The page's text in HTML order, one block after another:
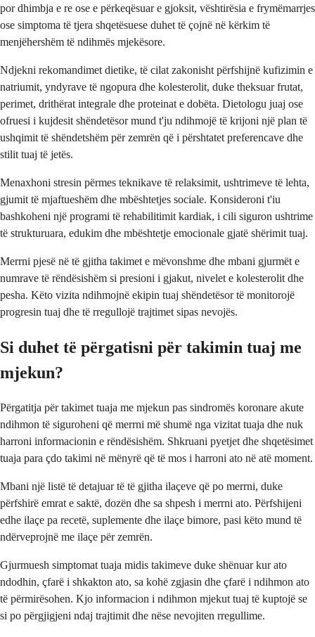
por dhimbja e re ose e përkeqësuar e gjoksit, vështirësia e frymëmarrjes
ose simptoma të tjera shqetësuese duhet të çojnë në kërkim të
menjëhershëm të ndihmës mjekësore.
Ndjekni rekomandimet dietike, të cilat zakonisht përfshijnë kufizimin e
natriumit, yndyrave të ngopura dhe kolesterolit, duke theksuar frutat,
perimet, drithërat integrale dhe proteinat e dobëta. Dietologu juaj ose
ofruesi i kujdesit shëndetësor mund t'ju ndihmojë të krijoni një plan të
ushqimit të shëndetshëm për zemrën që i përshtatet preferencave dhe
stilit tuaj të jetës.
Menaxhoni stresin përmes teknikave të relaksimit, ushtrimeve të lehta,
gjumit të mjaftueshëm dhe mbështetjes sociale. Konsideroni t'iu
bashkoheni një programi të rehabilitimit kardiak, i cili siguron ushtrime
të strukturuara, edukim dhe mbështetje emocionale gjatë shërimit tuaj.
Merrni pjesë në të gjitha takimet e mëvonshme dhe mbani gjurmët e
numrave të rëndësishëm si presioni i gjakut, nivelet e kolesterolit dhe
pesha. Këto vizita ndihmojnë ekipin tuaj shëndetësor të monitorojë
progresin tuaj dhe të rregullojë trajtimet sipas nevojës.
Si duhet të përgatisni për takimin tuaj me
mjekun?
Përgatitja për takimet tuaja me mjekun pas sindromës koronare akute
ndihmon të siguroheni që merrni më shumë nga vizitat tuaja dhe nuk
harroni informacionin e rëndësishëm. Shkruani pyetjet dhe shqetësimet
tuaja para çdo takimi në mënyrë që të mos i harroni ato në atë moment.
Mbani një listë të detajuar të të gjitha ilaçeve që po merrni, duke
përfshirë emrat e saktë, dozën dhe sa shpesh i merrni ato. Përfshijeni
edhe ilaçe pa recetë, suplemente dhe ilaçe bimore, pasi këto mund të
ndërveprojnë me ilaçe për zemrën.
Gjurmuesh simptomat tuaja midis takimeve duke shënuar kur ato
ndodhin, çfarë i shkakton ato, sa kohë zgjasin dhe çfarë i ndihmon ato
të përmirësohen. Kjo informacion i ndihmon mjekut tuaj të kuptojë se
si po përgjigjeni ndaj trajtimit dhe nëse nevojiten rregullime.